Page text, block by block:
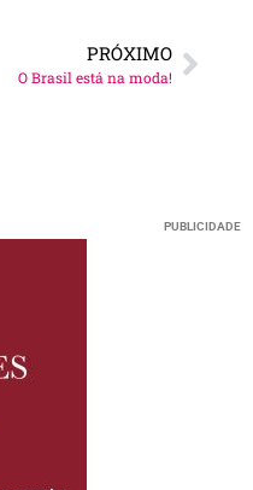
PRÓXIMO
O Brasil está na moda!
PUBLICIDADE